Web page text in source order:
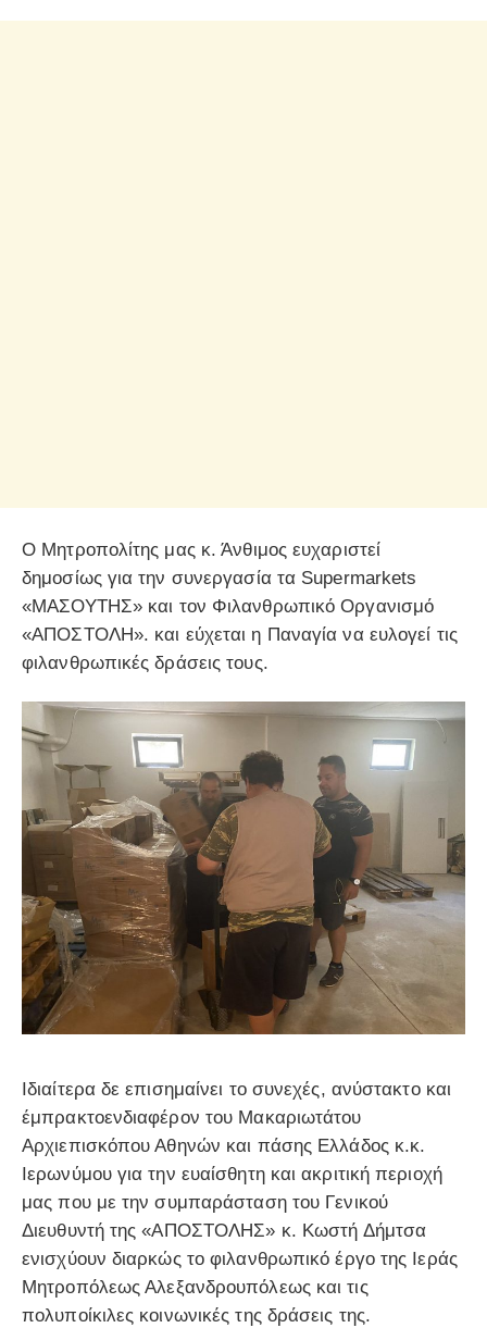
Ο Μητροπολίτης μας κ. Άνθιμος ευχαριστεί
δημοσίως για την συνεργασία τα Supermarkets
«ΜΑΣΟΥΤΗΣ» και τον Φιλανθρωπικό Οργανισμό
«ΑΠΟΣΤΟΛΗ». και εύχεται η Παναγία να ευλογεί τις
φιλανθρωπικές δράσεις τους.
Ιδιαίτερα δε επισημαίνει το συνεχές, ανύστακτο και
έμπρακτοενδιαφέρον του Μακαριωτάτου
Αρχιεπισκόπου Αθηνών και πάσης Ελλάδος κ.κ.
Ιερωνύμου για την ευαίσθητη και ακριτική περιοχή
μας που με την συμπαράσταση του Γενικού
Διευθυντή της «ΑΠΟΣΤΟΛΗΣ» κ. Κωστή Δήμτσα
ενισχύουν διαρκώς το φιλανθρωπικό έργο της Ιεράς
Μητροπόλεως Αλεξανδρουπόλεως και τις
πολυποίκιλες κοινωνικές της δράσεις της.